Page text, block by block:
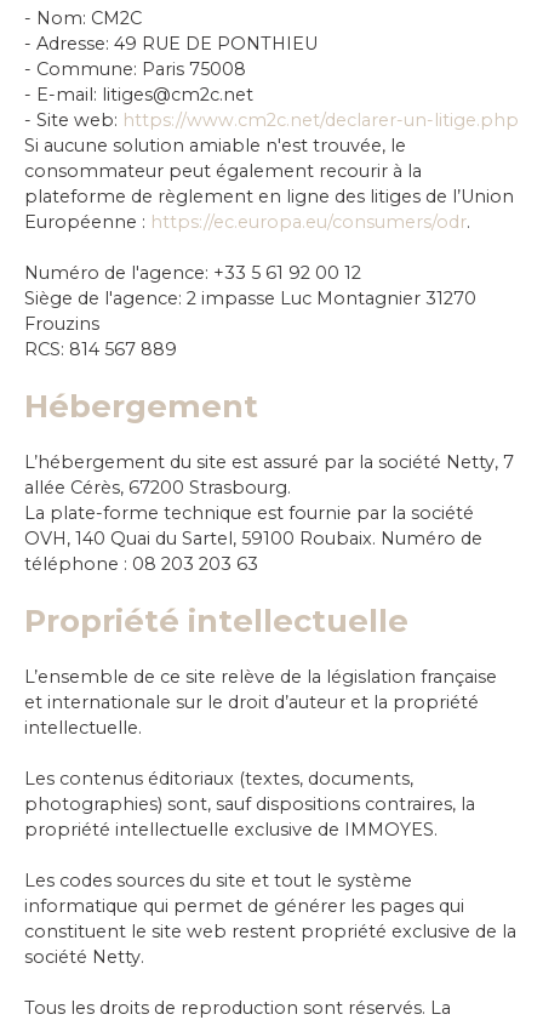
- Nom: CM2C
- Adresse: 49 RUE DE PONTHIEU
- Commune: Paris 75008
- E-mail: litiges@cm2c.net
- Site web: https://www.cm2c.net/declarer-un-litige.php
Si aucune solution amiable n'est trouvée, le
consommateur peut également recourir à la
plateforme de règlement en ligne des litiges de l’Union
Européenne : https://ec.europa.eu/consumers/odr.
Numéro de l'agence: +33 5 61 92 00 12
Siège de l'agence: 2 impasse Luc Montagnier 31270
Frouzins
RCS: 814 567 889
Hébergement
L’hébergement du site est assuré par la société Netty, 7
allée Cérès, 67200 Strasbourg.
La plate-forme technique est fournie par la société
OVH, 140 Quai du Sartel, 59100 Roubaix. Numéro de
téléphone : 08 203 203 63
Propriété intellectuelle
L’ensemble de ce site relève de la législation française
et internationale sur le droit d’auteur et la propriété
intellectuelle.
Les contenus éditoriaux (textes, documents,
photographies) sont, sauf dispositions contraires, la
propriété intellectuelle exclusive de IMMOYES.
Les codes sources du site et tout le système
informatique qui permet de générer les pages qui
constituent le site web restent propriété exclusive de la
société Netty.
Tous les droits de reproduction sont réservés. La